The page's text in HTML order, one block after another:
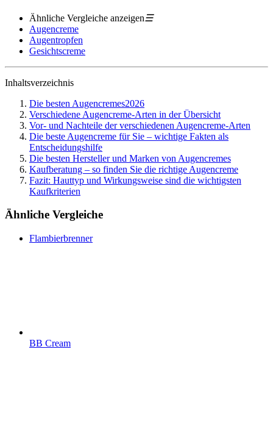
Ähnliche Vergleiche anzeigen☰
Augencreme
Augentropfen
Gesichtscreme
Inhaltsverzeichnis
Die besten Augencremes2026
Verschiedene Augencreme-Arten in der Übersicht
Vor- und Nachteile der verschiedenen Augencreme-Arten
Die beste Augencreme für Sie – wichtige Fakten als
Entscheidungshilfe
Die besten Hersteller und Marken von Augencremes
Kaufberatung – so finden Sie die richtige Augencreme
Fazit: Hauttyp und Wirkungsweise sind die wichtigsten
Kaufkriterien
Ähnliche Vergleiche
Flambierbrenner
BB Cream